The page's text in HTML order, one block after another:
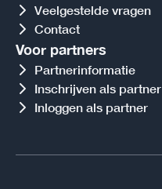
Veelgestelde vragen
Contact
Voor partners
Partnerinformatie
Inschrijven als partner
Inloggen als partner